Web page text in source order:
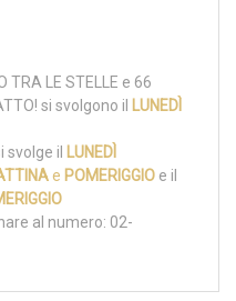
TRA LE STELLE e 66
si svolgono il LUNEDÌ
svolge il LUNEDÌ
e POMERIGGIO e il
al numero: 02-